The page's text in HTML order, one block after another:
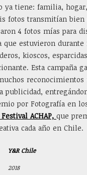
ya tiene: familia,
fotos transmitían bien
4 fotos mías para
que estuvieron durante
kioscos,
Esta campaña
reconocimientos
publicidad,
por Fotografía en
ACHAP, que
cada año en Chile.
Y&R Chile
2018